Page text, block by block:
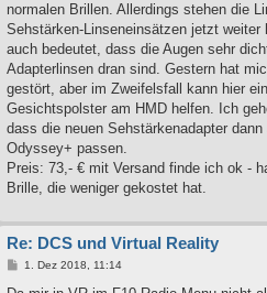
normalen Brillen. Allerdings stehen die
Sehstärken-Linseneinsätzen jetzt weiter
auch bedeutet, dass die Augen sehr
Adapterlinsen dran sind. Gestern hat
gestört, aber im Zweifelsfall kann hier
Gesichtspolster am HMD helfen. Ich
dass die neuen Sehstärkenadapter dann
Odyssey+ passen.
Preis: 73,- € mit Versand finde ich ok -
Brille, die weniger gekostet hat.
Re: DCS und Virtual Reality
B
i
1. Dez 2018, 11:14